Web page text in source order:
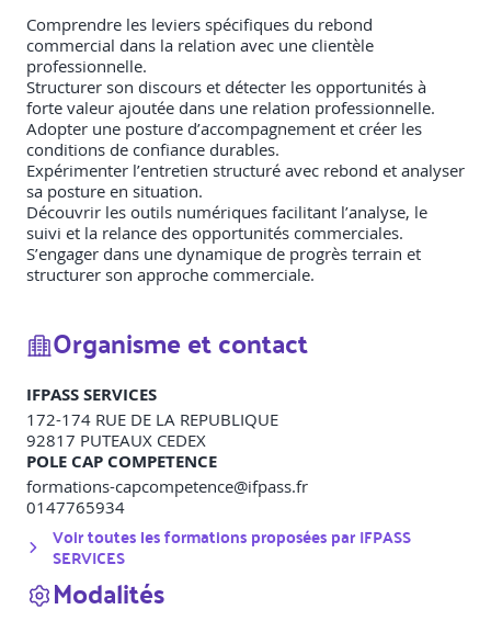
Comprendre les leviers spécifiques du rebond
commercial dans la relation avec une clientèle
professionnelle.
Structurer son discours et détecter les opportunités à
forte valeur ajoutée dans une relation professionnelle.
Adopter une posture d’accompagnement et créer les
conditions de confiance durables.
Expérimenter l’entretien structuré avec rebond et analyser
sa posture en situation.
Découvrir les outils numériques facilitant l’analyse, le
suivi et la relance des opportunités commerciales.
S’engager dans une dynamique de progrès terrain et
structurer son approche commerciale.
Organisme et contact
IFPASS SERVICES
172-174 RUE DE LA REPUBLIQUE
92817 PUTEAUX CEDEX
POLE CAP COMPETENCE
formations-capcompetence@ifpass.fr
0147765934
Voir toutes les formations proposées parIFPASS
SERVICES
Modalités